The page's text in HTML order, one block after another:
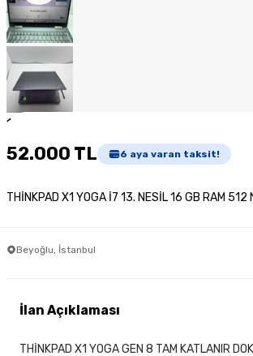
1
52.000 TL 6 aya varan taksit!
THİNKPAD X1 YOGA İ7 13. NESİL 16 GB RAM 512
Beyoğlu, İstanbul
İlan Açıklaması
THİNKPAD X1 YOGA GEN 8 TAM KATLANIR